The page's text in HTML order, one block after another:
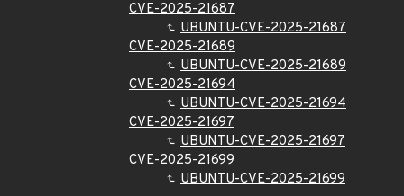
CVE-2025-21687
UBUNTU-CVE-2025-21687
CVE-2025-21689
UBUNTU-CVE-2025-21689
CVE-2025-21694
UBUNTU-CVE-2025-21694
CVE-2025-21697
UBUNTU-CVE-2025-21697
CVE-2025-21699
UBUNTU-CVE-2025-21699